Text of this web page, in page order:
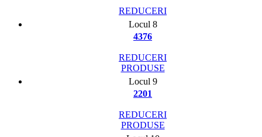
REDUCERI
Locul 8
4376
REDUCERI
PRODUSE
Locul 9
2201
REDUCERI
PRODUSE